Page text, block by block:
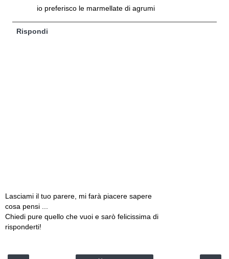
io preferisco le marmellate di agrumi
Rispondi
Lasciami il tuo parere, mi farà piacere sapere
cosa pensi ...
Chiedi pure quello che vuoi e sarò felicissima di
risponderti!